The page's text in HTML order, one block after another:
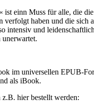
ist einn Muss für alle, die
verfolgt haben und die sich
intensiv und
unerwartet.
im universellen EPUB-
als iBook.
hier bestellt werden: